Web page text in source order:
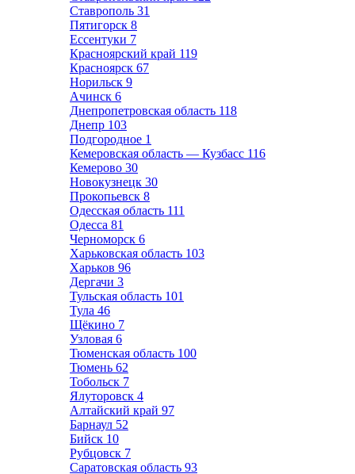
Ставрополь 31
Пятигорск 8
Ессентуки 7
Красноярский край 119
Красноярск 67
Норильск 9
Ачинск 6
Днепропетровская область 118
Днепр 103
Подгородное 1
Кемеровская область — Кузбасс 116
Кемерово 30
Новокузнецк 30
Прокопьевск 8
Одесская область 111
Одесса 81
Черноморск 6
Харьковская область 103
Харьков 96
Дергачи 3
Тульская область 101
Тула 46
Щёкино 7
Узловая 6
Тюменская область 100
Тюмень 62
Тобольск 7
Ялуторовск 4
Алтайский край 97
Барнаул 52
Бийск 10
Рубцовск 7
Саратовская область 93